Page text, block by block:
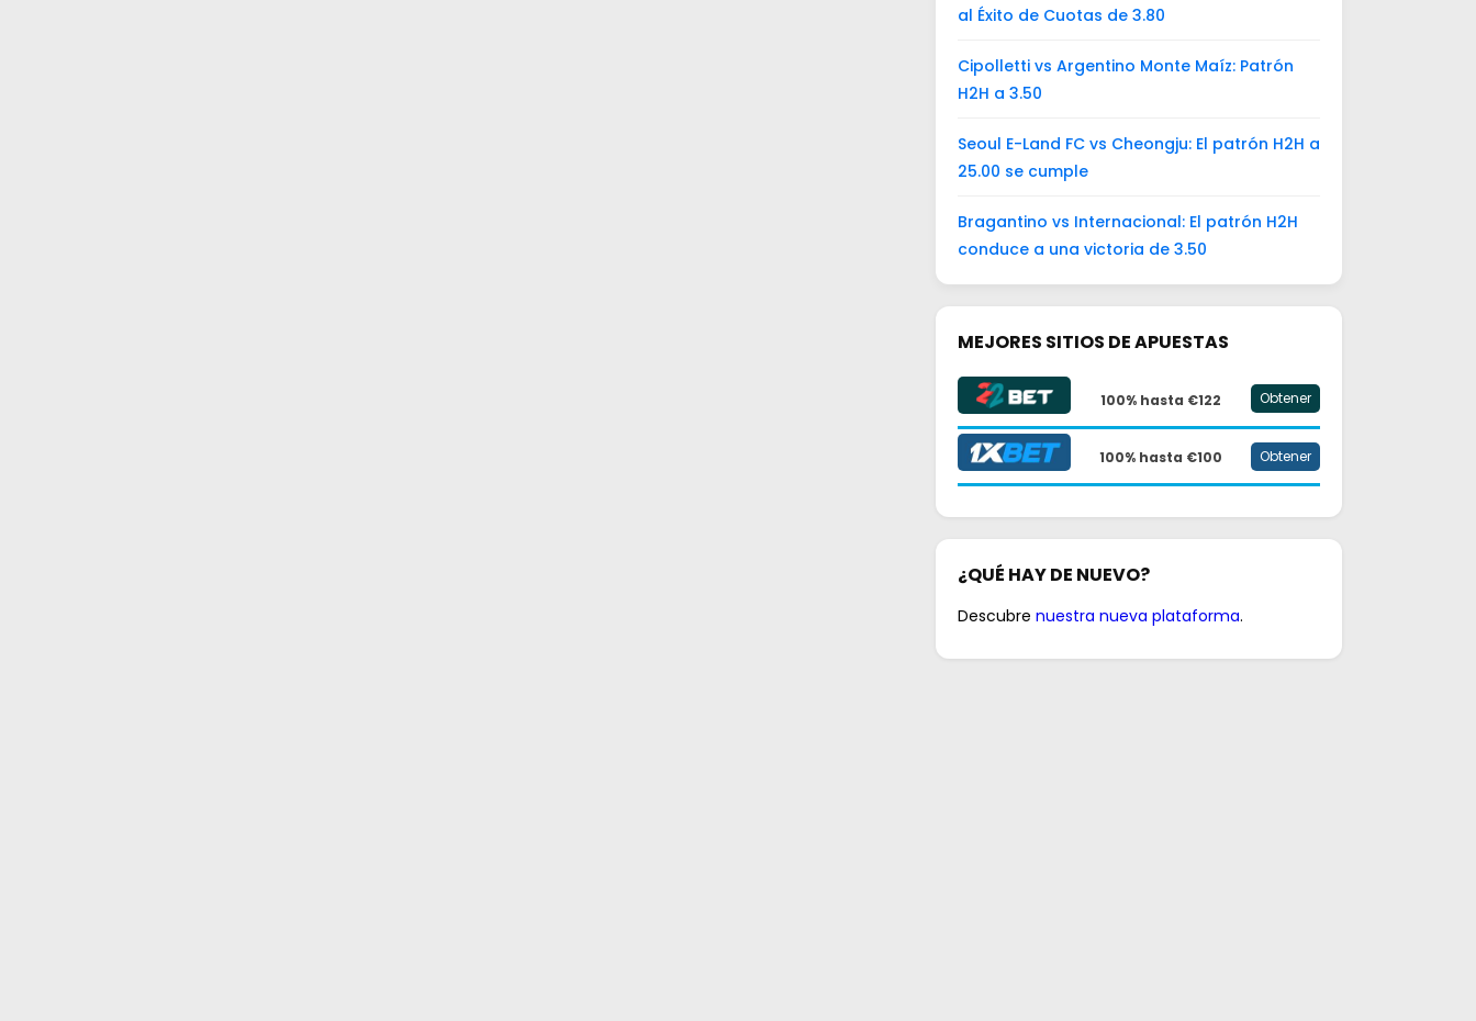
al Éxito de Cuotas de 3.80
Cipolletti vs Argentino Monte Maíz: Patrón
H2H a 3.50
Seoul E-Land FC vs Cheongju: El patrón H2H a
25.00 se cumple
Bragantino vs Internacional: El patrón H2H
conduce a una victoria de 3.50
MEJORES SITIOS DE APUESTAS
100% hasta €122 Obtener
100% hasta €100 Obtener
¿QUÉ HAY DE NUEVO?
Descubre nuestra nueva plataforma.